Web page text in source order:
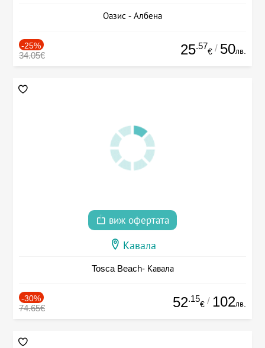
Оазис - Албена
-25%
34.05€ 25.57
€ / 50лв.
виж офертата
Кавала
Tosca Beach- Кавала
-30%
74.65€ 52.15
€ / 102лв.